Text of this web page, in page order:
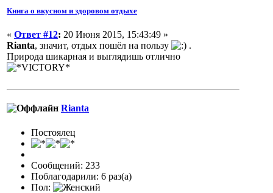
Книга о вкусном и здоровом отдыхе
« Ответ #12: 20 Июня 2015, 15:43:49 »
Rianta, значит, отдых пошёл на пользу
.
Природа шикарная и выглядишь отлично
Rianta
Постоялец
Сообщений: 233
Поблагодарили: 6 раз(а)
Пол: